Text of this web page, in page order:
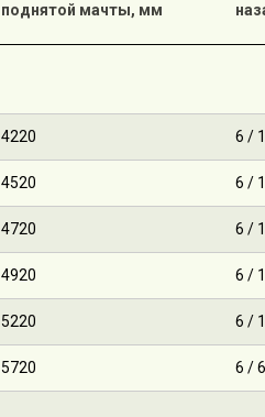
поднятой мачты, мм
4220 6 /
4520 6 /
4720 6 /
4920 6 /
5220 6 /
5720 6 / 6